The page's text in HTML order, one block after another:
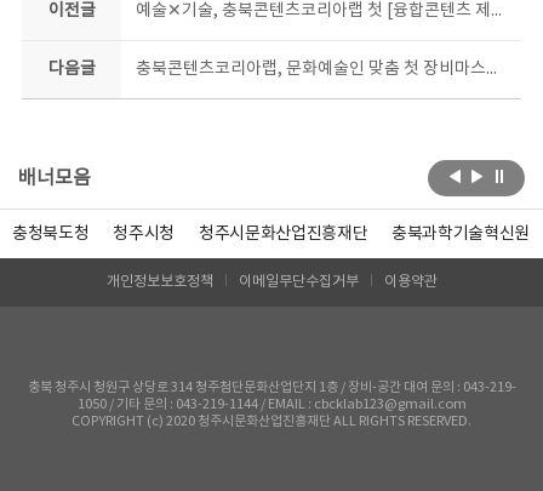
이전글 예술✕기술, 충북콘텐츠코리아랩 첫 [융합콘텐츠 제작지원] 나선다
다음글 충북콘텐츠코리아랩, 문화예술인 맞춤 첫 장비마스터링 교육 개설
배너모음
충청북도청 청주시청 청주시문화산업진흥재단 충북과학기술혁신원
개인정보보호정책 이메일무단수집거부 이용약관
충북 청주시 청원구 상당로 314 청주첨단문화산업단지 1층 / 장비-공간 대여 문의 : 043-219-
1050 / 기타 문의 : 043-219-1144 / EMAIL : cbcklab123@gmail.com
COPYRIGHT (c) 2020 청주시문화산업진흥재단 ALL RIGHTS RESERVED.